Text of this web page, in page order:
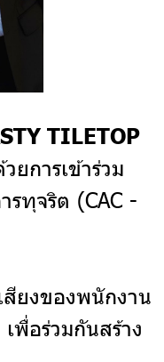
TILETOP
ยการเข้าร่วม
ทุจริต (CAC -
ยงของพนักงาน
พื่อร่วมกันสร้าง